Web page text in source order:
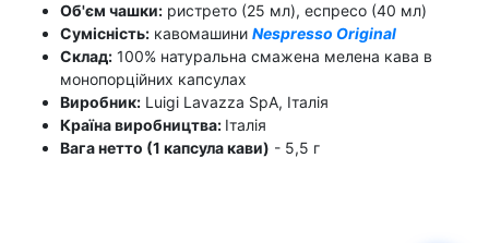
Об'єм чашки: ристрето (25 мл), еспресо (40 мл)
Сумісність: кавомашини Nespresso Original
Склад: 100% натуральна смажена мелена кава в
монопорційних капсулах
Виробник: Luigi Lavazza SpA, Італія
Країна виробництва: Італія
Вага нетто (1 капсула кави) - 5,5 г